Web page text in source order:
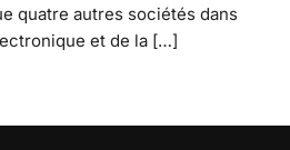
quatre autres sociétés dans
et de la […]